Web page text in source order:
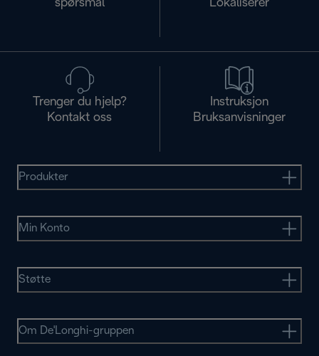
spørsmål
Lokaliserer
Trenger du hjelp?
Kontakt oss
Instruksjon
Bruksanvisninger
Produkter
Min Konto
Støtte
Om De'Longhi-gruppen